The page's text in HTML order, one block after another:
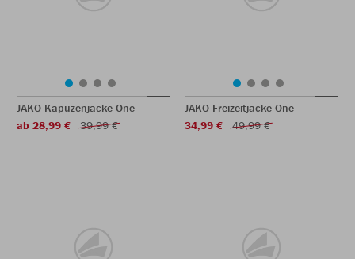
JAKO Kapuzenjacke One
ab 28,99 €
39,99 €
JAKO Freizeitjacke One
34,99 €
49,99 €